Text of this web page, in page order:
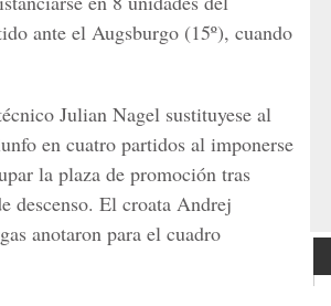
ante el Augsburgo (15º), cuando
Julian Nagel sustituyese al
en cuatro partidos al imponerse
la plaza de promoción tras
descenso. El croata Andrej
anotaron para el cuadro